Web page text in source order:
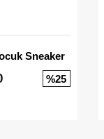
Sneaker
%25